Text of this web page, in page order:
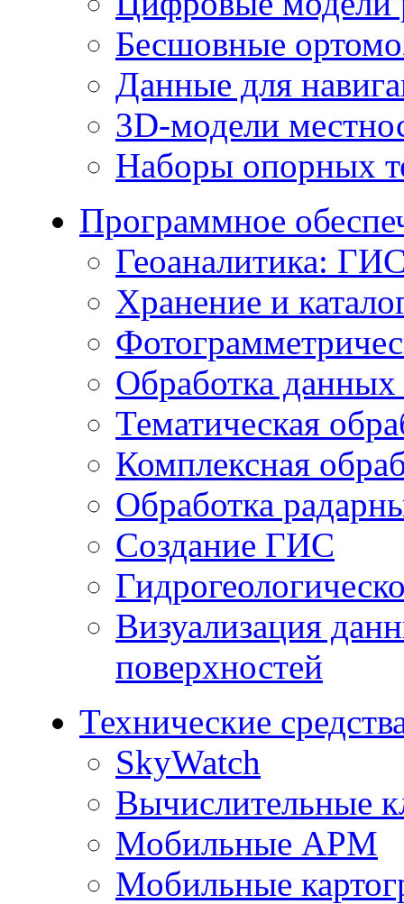
Бесшовные
Данные для
3D-модели
Наборы опорных
Программное
Геоаналитика:
Хранение и
Обработка
Тематическая
Комплексная
Обработка
Создание ГИС
Визуализация
поверхностей
Технические
SkyWatch
Вычислительные
Мобильные АРМ
Мобильные